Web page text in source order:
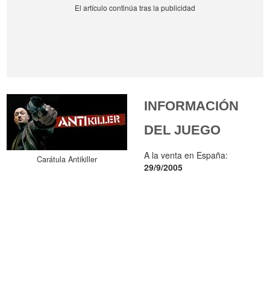
Carátula Antikiller
INFORMACIÓN
DEL JUEGO
A la venta en España:
29/9/2005